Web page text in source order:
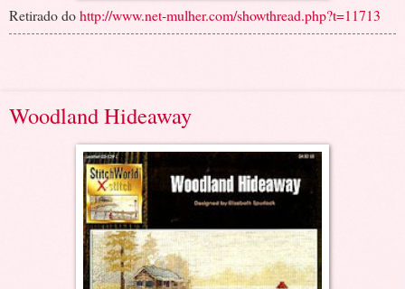
Retirado dohttp://www.net-mulher.com/showthread.php?t=11713
Woodland Hideaway